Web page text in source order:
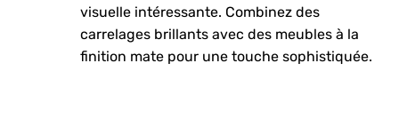
visuelle intéressante. Combinez des
carrelages brillants avec des meubles à la
finition mate pour une touche sophistiquée.